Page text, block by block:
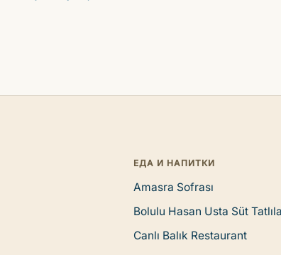
ЕДА И НАПИТКИ
Amasra Sofrası
Bolulu Hasan Usta Süt
Canlı Balık Restaurant